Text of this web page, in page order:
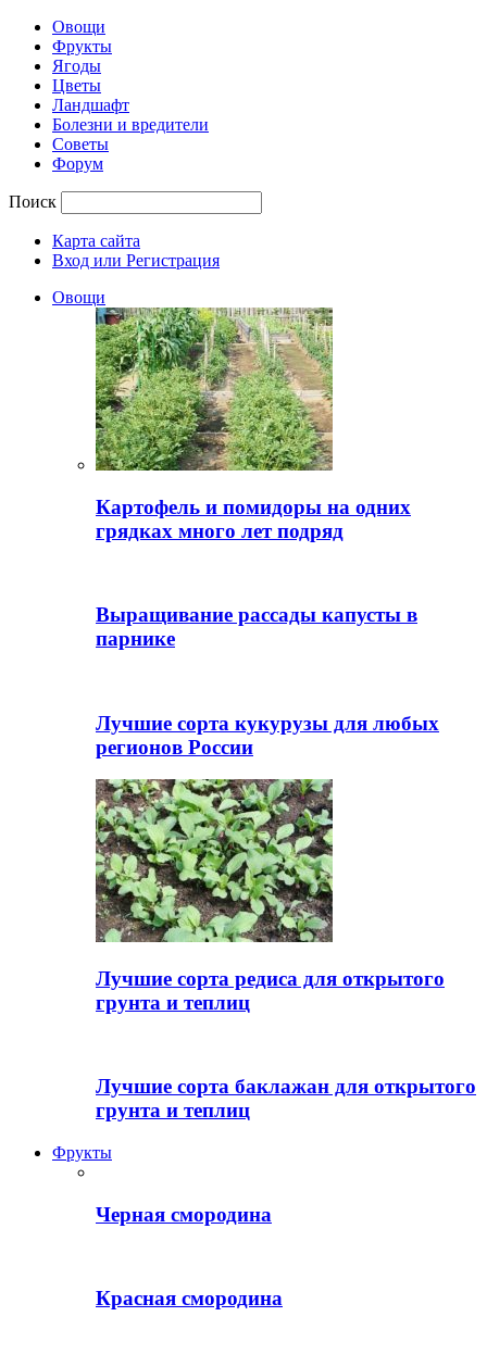
Овощи
Фрукты
Ягоды
Цветы
Ландшафт
Болезни и вредители
Советы
Форум
Поиск
Карта сайта
Вход или Регистрация
Овощи
Картофель и помидоры на одних
грядках много лет подряд
Выращивание рассады капусты в
парнике
Лучшие сорта кукурузы для любых
регионов России
Лучшие сорта редиса для открытого
грунта и теплиц
Лучшие сорта баклажан для открытого
грунта и теплиц
Фрукты
Черная смородина
Красная смородина